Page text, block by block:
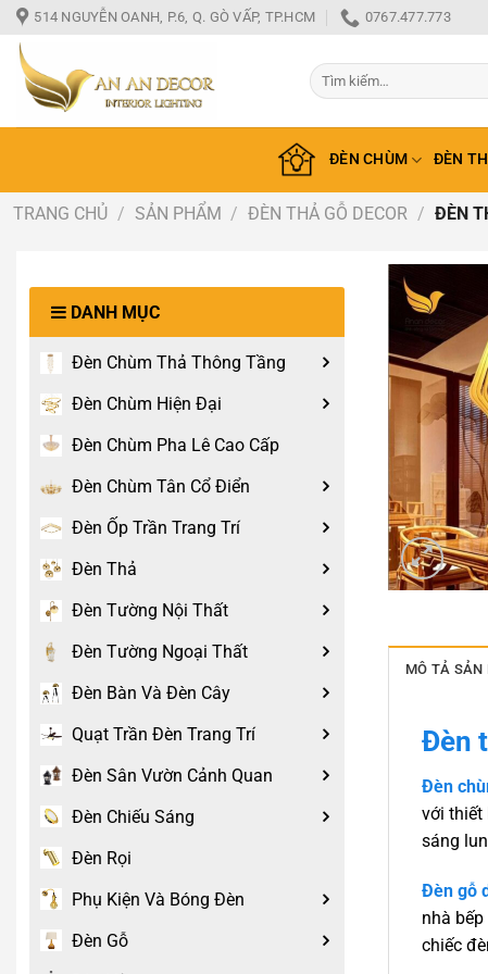
Bỏ
qua
nội
dung
514 NGUYỄN OANH, P.6, Q. GÒ VẤP, TP.HCM 0767.477.773
Tìm
kiếm:
ĐÈN CHÙM ĐÈN
TRANG CHỦ / SẢN PHẨM / ĐÈN THẢ GỖ DECOR / ĐÈN
DANH MỤC
Đèn Chùm Thả Thông Tầng
Đèn Chùm Hiện Đại
Đèn Chùm Pha Lê Cao Cấp
Đèn Chùm Tân Cổ Điển
Đèn Ốp Trần Trang Trí
Đèn Thả
Đèn Tường Nội Thất
Đèn Tường Ngoại Thất
Đèn Bàn Và Đèn Cây
Quạt Trần Đèn Trang Trí
Đèn Sân Vườn Cảnh Quan
Đèn Chiếu Sáng
Đèn Rọi
Phụ Kiện Và Bóng Đèn
Đèn Gỗ
MÔ TẢ SẢN
Đèn
Đèn
với thiết
sáng
Đèn gỗ
nhà
chiếc